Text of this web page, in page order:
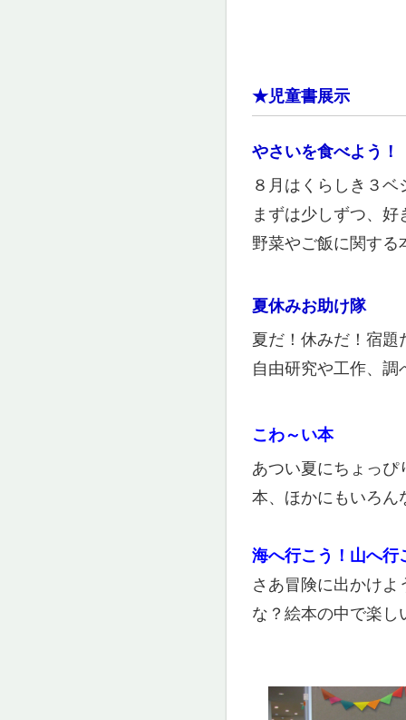
★児童書展示
やさいを食べよう！
８月はくらしき３ベ
まずは少しずつ、
野菜やご飯に関する
夏休みお助け隊
夏だ！休みだ！宿題
自由研究や工作、
こわ～い本
あつい夏にちょっぴ
本、ほかにもいろん
海へ行こう！山へ行
さあ冒険に出かけ
な？絵本の中で楽し